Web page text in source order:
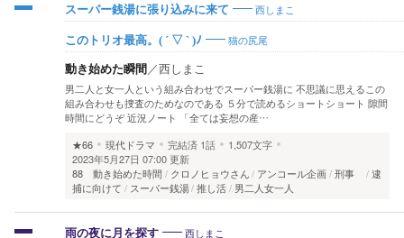
スーパー銭湯に張り込みに来て 西しまこ
このトリオ最高。( ´ ▽ ` )ﾉ 猫の尻尾
動き始めた瞬間／西しまこ
男二人と女一人という組み合わせでスーパー銭湯に 不思議に思えるこの
組み合わせも捜査のためなのである ５分で読めるショートショート 隙間
時間にどうぞ 近況ノート 「全ては妄想の産…
★66
現代ドラマ 完結済 1話
1,507文字
2023年5月27日 07:00 更新
88 動き始めた時間
クロノヒョウさん アンコール企画 刑事
逮
捕に向けて
スーパー銭湯 推し活 男二人女一人
雨の夜に月を探す 西しまこ